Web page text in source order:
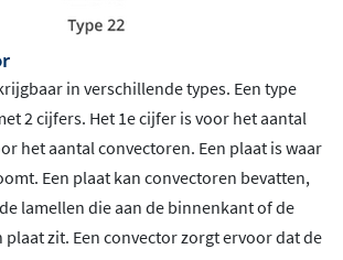
in verschillende types. Een type
2 cijfers. Het 1e cijfer is voor het aantal
het aantal convectoren. Een plaat is waar
Een plaat kan convectoren bevatten,
lamellen die aan de binnenkant of de
plaat zit. Een convector zorgt ervoor dat de